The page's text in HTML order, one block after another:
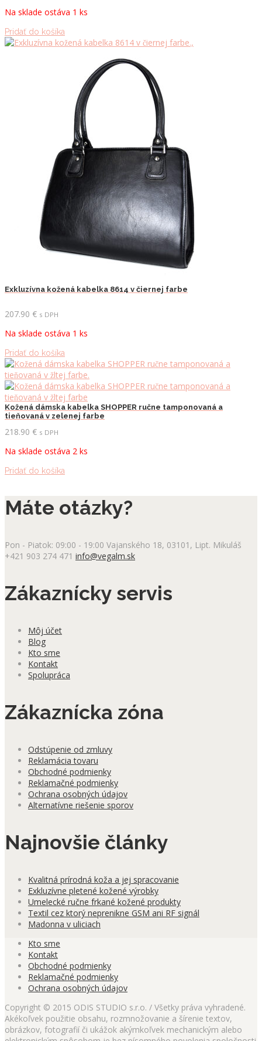
Na sklade ostáva 1 ks
Pridať do košíka
Exkluzívna kožená kabelka 8614 v čiernej farbe
207.90 € s DPH
Na sklade ostáva 1 ks
Pridať do košíka
Kožená dámska kabelka SHOPPER ručne tamponovaná a
tieňovaná v zelenej farbe
218.90 € s DPH
Na sklade ostáva 2 ks
Pridať do košíka
Máte otázky?
Pon - Piatok: 09:00 - 19:00 Vajanského 18, 03101, Lipt. Mikuláš
+421 903 274 471 info@vegalm.sk
Zákaznícky servis
Môj účet
Blog
Kto sme
Kontakt
Spolupráca
Zákaznícka zóna
Odstúpenie od zmluvy
Reklamácia tovaru
Obchodné podmienky
Reklamačné podmienky
Ochrana osobných údajov
Alternatívne riešenie sporov
Najnovšie články
Kvalitná prírodná koža a jej spracovanie
Exkluzívne pletené kožené výrobky
Umelecké ručne frkané kožené produkty
Textil cez ktorý neprenikne GSM ani RF signál
Madonna v uliciach
Kto sme
Kontakt
Obchodné podmienky
Reklamačné podmienky
Ochrana osobných údajov
Copyright © 2015 ODIS STUDIO s.r.o. / Všetky práva vyhradené.
Akékoľvek použitie obsahu, rozmnožovanie a šírenie textov,
obrázkov, fotografií či ukážok akýmkoľvek mechanickým alebo